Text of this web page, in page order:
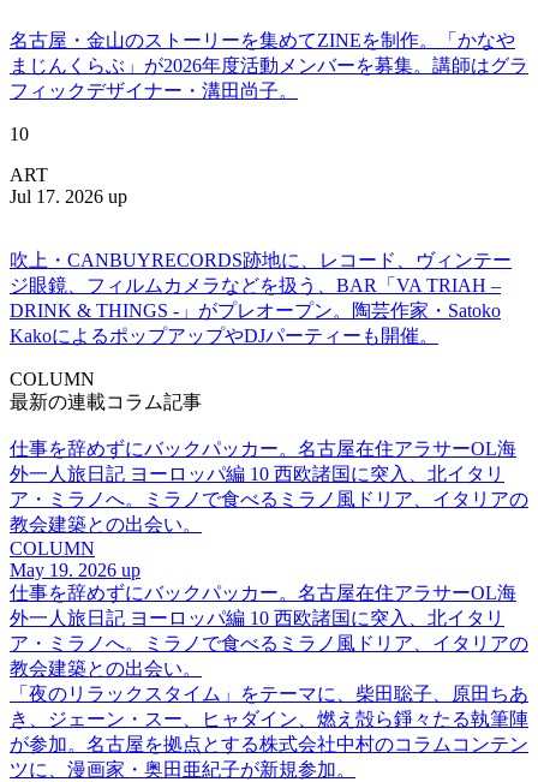
名古屋・金山のストーリーを集めてZINEを制作。「かなや
まじんくらぶ」が2026年度活動メンバーを募集。講師はグラ
フィックデザイナー・溝田尚子。
10
ART
Jul 17. 2026 up
吹上・CANBUYRECORDS跡地に、レコード、ヴィンテー
ジ眼鏡、フィルムカメラなどを扱う、BAR「VA TRIAH –
DRINK & THINGS -」がプレオープン。陶芸作家・Satoko
KakoによるポップアップやDJパーティーも開催。
COLUMN
最新の連載コラム記事
仕事を辞めずにバックパッカー。名古屋在住アラサーOL海
外一人旅日記 ヨーロッパ編 10 西欧諸国に突入、北イタリ
ア・ミラノへ。ミラノで食べるミラノ風ドリア、イタリアの
教会建築との出会い。
COLUMN
May 19. 2026 up
仕事を辞めずにバックパッカー。名古屋在住アラサーOL海
外一人旅日記 ヨーロッパ編 10 西欧諸国に突入、北イタリ
ア・ミラノへ。ミラノで食べるミラノ風ドリア、イタリアの
教会建築との出会い。
「夜のリラックスタイム」をテーマに、柴田聡子、原田ちあ
き、ジェーン・スー、ヒャダイン、燃え殻ら錚々たる執筆陣
が参加。名古屋を拠点とする株式会社中村のコラムコンテン
ツに、漫画家・奥田亜紀子が新規参加。